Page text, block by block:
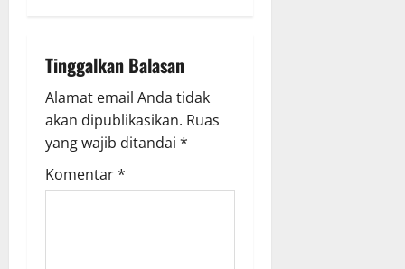
v
i
g
a
Tinggalkan Balasan
Alamat email Anda tidak
akan dipublikasikan. Ruas
yang wajib ditandai *
Komentar*